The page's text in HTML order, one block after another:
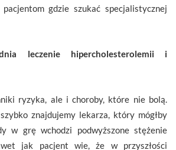
gdzie szukać specjalistycznej
leczenie hipercholesterolemii i
ryzyka, ale i choroby, które nie bolą.
znajdujemy lekarza, który mógłby
w grę wchodzi podwyższone stężenie
jak pacjent wie, że w przyszłości